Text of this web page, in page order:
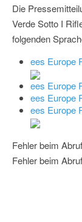
Die
Verde Sotto I
folgenden
ees Europe
ees Europe
ees Europe
ees Europe
Fehler beim
Fehler beim